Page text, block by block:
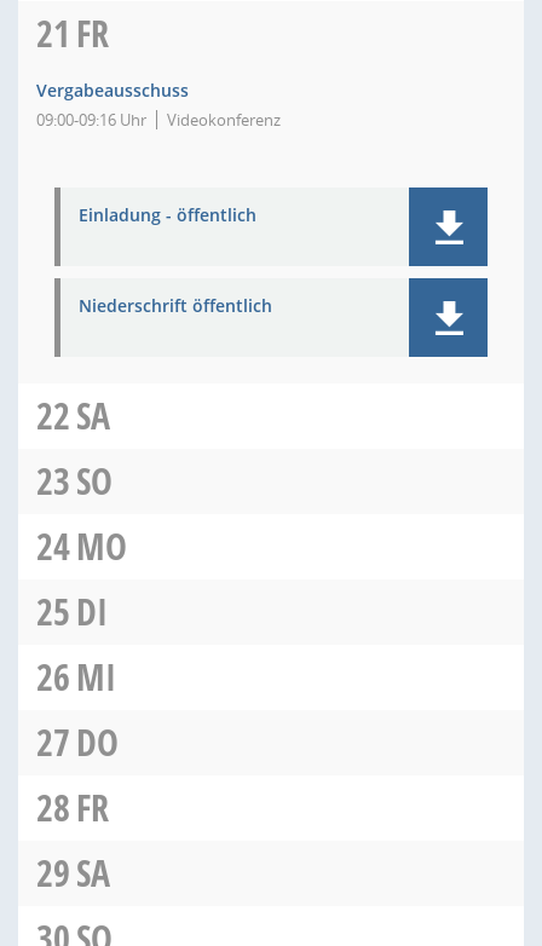
21 FR
Vergabeausschuss
09:00-09:16 Uhr Videokonferenz
Einladung - öffentlich
Niederschrift öffentlich
22SA
23SO
24MO
25DI
26MI
27DO
28FR
29SA